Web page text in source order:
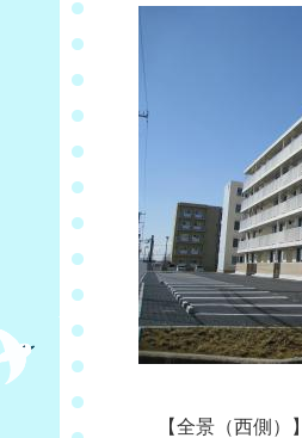
【全景（西側）】